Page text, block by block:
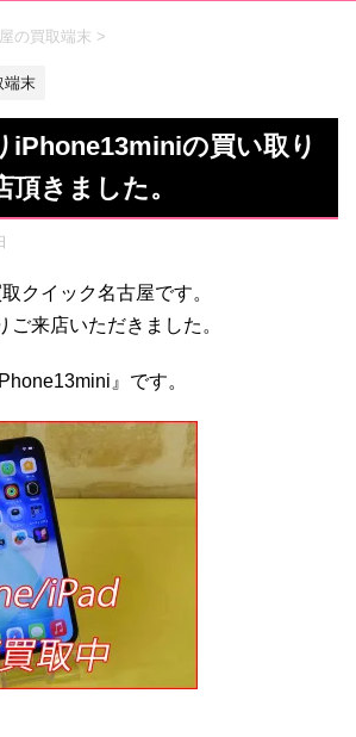
の買取端末 >
端末
iPhone13miniの買い取り
きました。
クイック名古屋です。
ご来店いただきました。
』です。